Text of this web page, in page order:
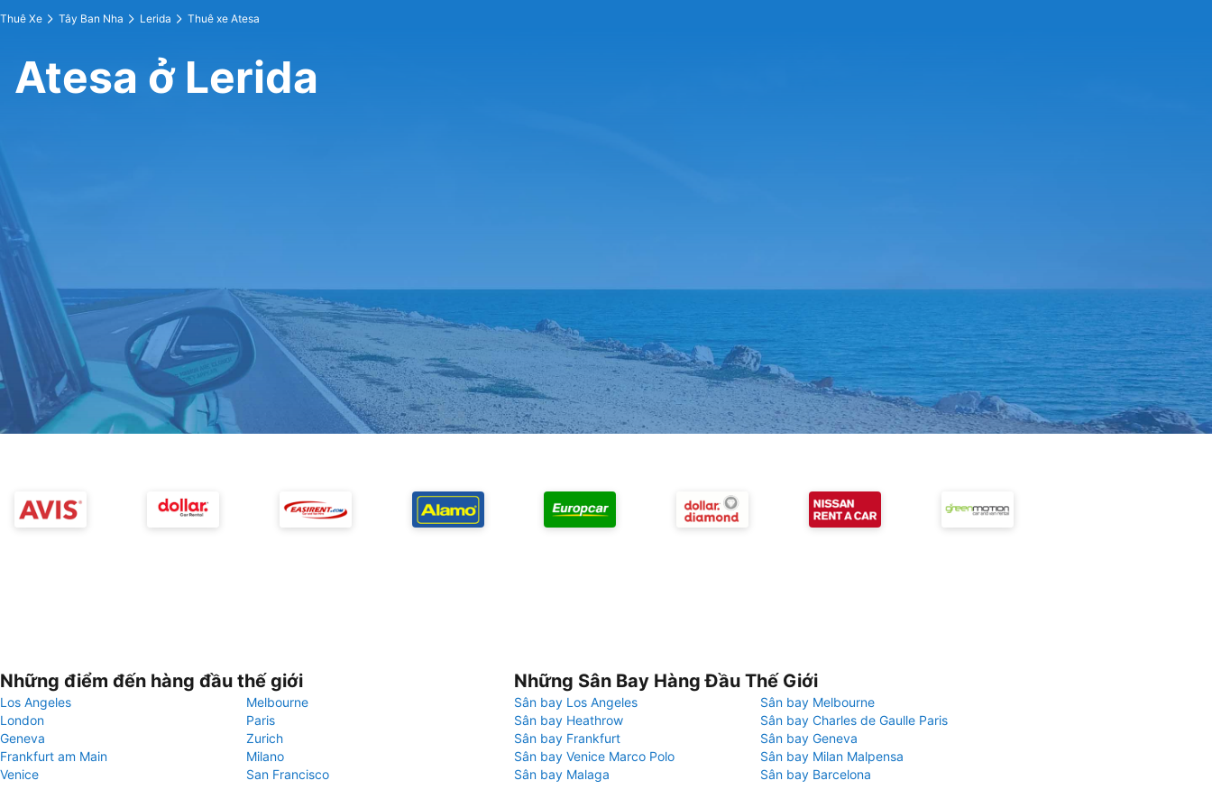
Thuê Xe Tây Ban Nha Lerida Thuê xe Atesa
Atesa ở Lerida
Những điểm đến hàng đầu thế giới
Los Angeles
Melbourne
London
Paris
Geneva
Zurich
Frankfurt am Main
Milano
Venice
San Francisco
Những Sân Bay Hàng Đầu Thế Giới
Sân bay Los Angeles
Sân bay Melbourne
Sân bay Heathrow
Sân bay Charles de Gaulle Paris
Sân bay Frankfurt
Sân bay Geneva
Sân bay Venice Marco Polo
Sân bay Milan Malpensa
Sân bay Malaga
Sân bay Barcelona